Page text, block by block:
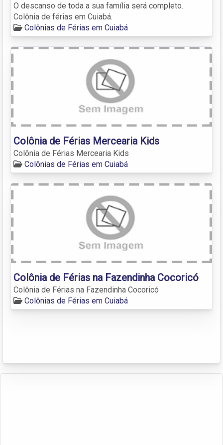
O descanso de toda a sua família será completo.
Colônia de férias em Cuiabá.
Colônias de Férias em Cuiabá
Colônia de Férias Mercearia Kids
Colônia de Férias Mercearia Kids
Colônias de Férias em Cuiabá
Colônia de Férias na Fazendinha Cocoricó
Colônia de Férias na Fazendinha Cocoricó
Colônias de Férias em Cuiabá